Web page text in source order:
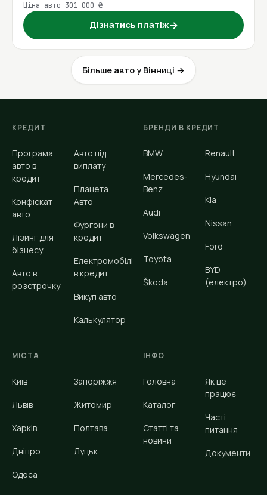
Ціна авто 301 000 ₴
Дізнатись платіж→
Більше авто у Вінниці →
КРЕДИТ
Програма
авто в
кредит
Конфіскат
авто
Лізинг для
бізнесу
Авто в
розстрочку
Авто під
виплату
Планета
Авто
Фургони в
кредит
Електромобілі
в кредит
Викуп авто
Калькулятор
БРЕНДИ В КРЕДИТ
BMW
Mercedes-
Benz
Audi
Volkswagen
Toyota
Škoda
Renault
Hyundai
Kia
Nissan
Ford
BYD
(електро)
МІСТА
Київ
Львів
Харків
Дніпро
Одеса
Запоріжжя
Житомир
Полтава
Луцьк
ІНФО
Головна
Каталог
Статті та
новини
Як це
працює
Часті
питання
Документи